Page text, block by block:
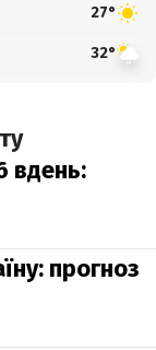
27°
32°
вдень:
прогноз